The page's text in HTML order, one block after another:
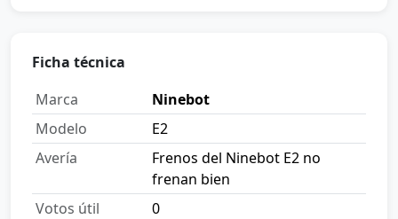
Ficha técnica
Marca
Ninebot
Modelo
E2
Avería
Frenos del Ninebot E2 no
frenan bien
Votos útil
0